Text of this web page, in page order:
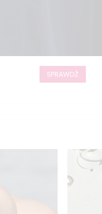
SPRAWDŹ